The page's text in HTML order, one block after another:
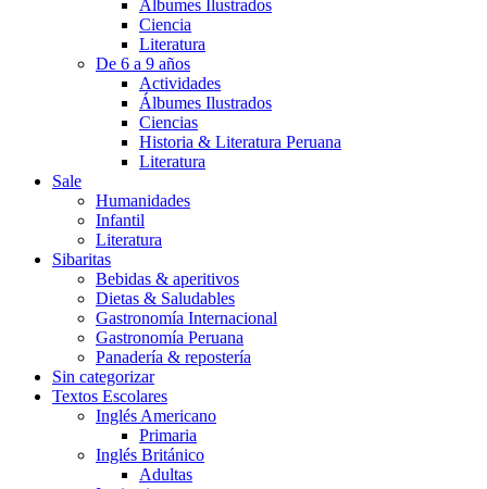
Álbumes Ilustrados
Ciencia
Literatura
De 6 a 9 años
Actividades
Álbumes Ilustrados
Ciencias
Historia & Literatura Peruana
Literatura
Sale
Humanidades
Infantil
Literatura
Sibaritas
Bebidas & aperitivos
Dietas & Saludables
Gastronomía Internacional
Gastronomía Peruana
Panadería & repostería
Sin categorizar
Textos Escolares
Inglés Americano
Primaria
Inglés Británico
Adultas